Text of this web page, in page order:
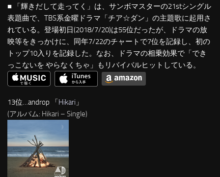
■ 「輝きだして走ってく」は、サンボマスターの21stシングル
表題曲で、TBS系金曜ドラマ「チア☆ダン」の主題歌に起用さ
れている。登場初日(2018/7/20)は55位だったが、ドラマの放
映等をきっかけに、同年7/22のチャートで7位を記録し、初の
トップ10入りを記録した。なお、ドラマの相乗効果で「でき
っこないを やらなくちゃ」もリバイバルヒットしている。
13位…androp 「 Hikari 」
(アルバム: Hikari – Single)